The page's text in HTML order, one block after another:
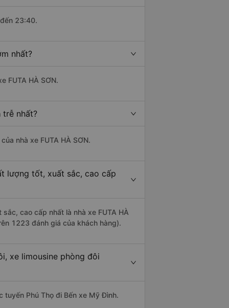
23:40.
nhất?
FUTA HÀ SƠN.
trễ nhất?
nhà xe FUTA HÀ SƠN.
lượng tốt, xuất sắc, cao cấp
cao cấp nhất là nhà xe FUTA HÀ
1223 đánh giá của khách hàng).
xe limousine phòng đôi
tuyến Phú Thọ đi Bến xe Mỹ Đình.